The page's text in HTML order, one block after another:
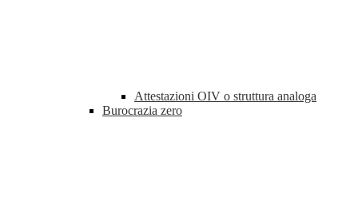
Attestazioni OIV o struttura analoga
Burocrazia zero